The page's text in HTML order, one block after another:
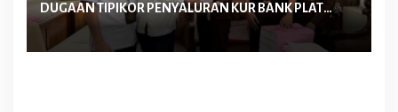
DUGAAN TIPIKOR PENYALURAN KUR BANK PLAT
MERAH TAHUN 2022-2023 KE PENGADILAN TIPIKOR
PALEMBANG